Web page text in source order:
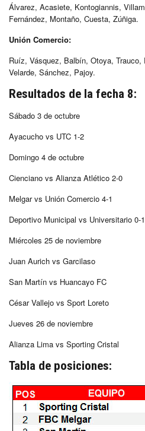
Álvarez, Acasiete, Kontogiannis,
Fernández, Montaño, Cuesta, Zúñiga.
Unión Comercio:
Ruíz, Vásquez, Balbín, Otoya, Trauco,
Velarde, Sánchez, Pajoy.
Resultados de la fecha 8:
Sábado 3 de octubre
Ayacucho vs UTC 1-2
Domingo 4 de octubre
Cienciano vs Alianza Atlético 2-0
Melgar vs Unión Comercio 4-1
Deportivo Municipal vs Universitario 0-1
Miércoles 25 de noviembre
Juan Aurich vs Garcilaso
San Martín vs Huancayo FC
César Vallejo vs Sport Loreto
Jueves 26 de noviembre
Alianza Lima vs Sporting Cristal
Tabla de posiciones: